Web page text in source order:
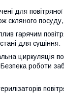
для повітряної
скляного
гарячим
для сушіння.
циркуляція
Безпека роботи